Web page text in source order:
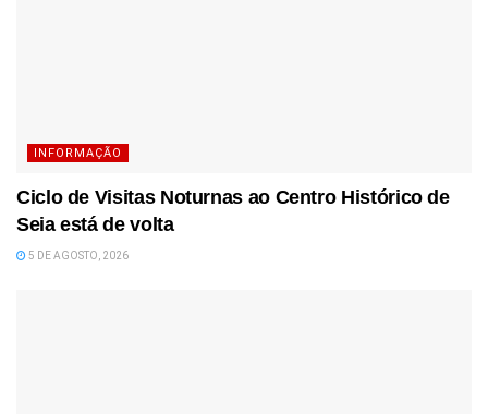
INFORMAÇÃO
Ciclo de Visitas Noturnas ao Centro Histórico de
Seia está de volta
5 DE AGOSTO, 2026